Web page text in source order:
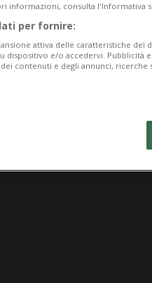
informazioni, consulta l'Informativa
per fornire:
attiva delle caratteristiche del
dispositivo e/o accedervi. Pubblicità
contenuti e degli annunci, ricerche